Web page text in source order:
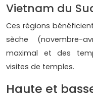
Vietnam du
Ces régions
sèche (novembre-
maximal et des
visites de temples.
Haute et